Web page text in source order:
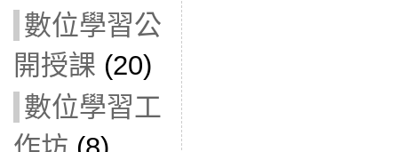
數位學習公
開授課 (20)
數位學習工